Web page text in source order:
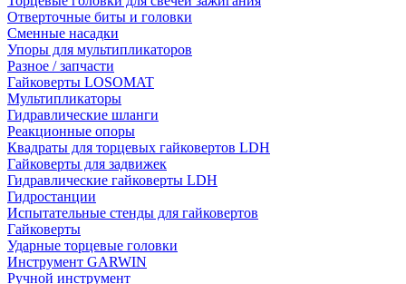
Отверточные биты и головки
Сменные насадки
Упоры для мультипликаторов
Разное / запчасти
Гайковерты LOSOMAT
Мультипликаторы
Гидравлические шланги
Реакционные опоры
Квадраты для торцевых гайковертов LDH
Гайковерты для задвижек
Гидравлические гайковерты LDH
Гидростанции
Испытательные стенды для гайковертов
Гайковерты
Ударные торцевые головки
Инструмент GARWIN
Ручной инструмент